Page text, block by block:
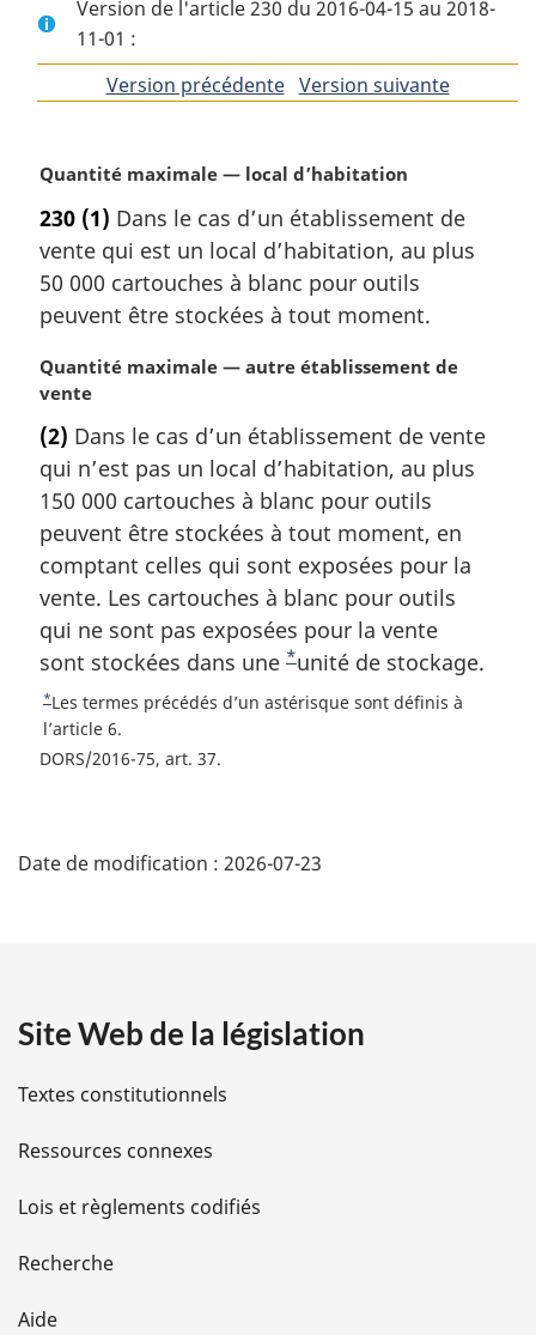
Version de l'article 230 du 2016-04-15 au 2018-
11-01 :
Version précédentedeVersion suivantede
N
t
e
m
a
r
g
i
a
l
e
:
Quantité maximale — local d’habitation
230 (1) Dans le cas d’un établissement de
vente qui est un local d’habitation, au plus
50 000 cartouches à blanc pour outils
peuvent être stockées à tout moment.
N
o
e
m
a
r
g
i
n
a
l
:
Quantité maximale — autre établissement de
vente
(2) Dans le cas d’un établissement de vente
qui n’est pas un local d’habitation, au plus
150 000 cartouches à blanc pour outils
peuvent être stockées à tout moment, en
comptant celles qui sont exposées pour la
vente. Les cartouches à blanc pour outils
qui ne sont pas exposées pour la vente
sont stockées dans une N
o
b
p
a
*unité de stockage.
R
e
t
à
é
r
n
e
e
a
o
*Les termes précédés d’un astérisque sont définis à
l’article 6.
DORS/2016-75, art. 37
é
i
l
s
d
e
l
Date de modification : 2026-07-23
Site Web de la législation
Textes constitutionnels
Ressources connexes
Lois et règlements codifiés
Recherche
Aide